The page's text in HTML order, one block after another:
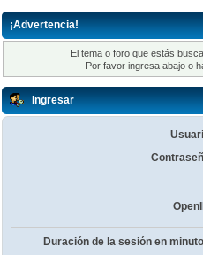
¡Advertencia!
El tema o foro que estás
Por favor ingresa abajo o
Ingresar
Duración de la sesión en